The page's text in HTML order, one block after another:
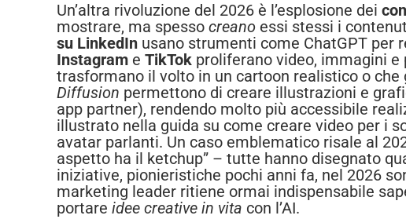
Un’altra rivoluzione del 2026 è l’esplosione dei
mostrare, ma spesso creano essi stessi i
su LinkedIn usano strumenti come ChatGPT per
Instagram e TikTok proliferano video, immagini
trasformano il volto in un cartoon realistico o
Diffusion permettono di creare illustrazioni e
app partner), rendendo molto più accessibile
illustrato nella guida su come creare video per i
avatar parlanti. Un caso emblematico risale al
aspetto ha il ketchup” – tutte hanno disegnato
iniziative, pionieristiche pochi anni fa, nel 2026
marketing leader ritiene ormai indispensabile
portare idee creative in vita con l’AI.